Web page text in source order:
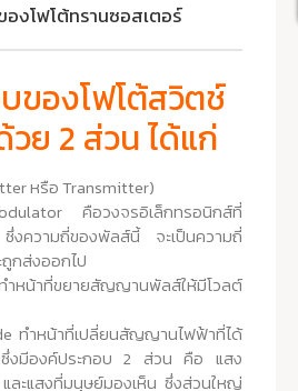
งโฟโต้ทรานซอสเตอร์
ของโฟโต้สวิตช์
วย 2 ส่วน ได้แก่
หรือ Transmitter)
คือวงจรอิเล็กทรอนิกส์ที่
งความถี่ของพัลส์นี้ จะเป็นความถี่
กส่งออกไป
ำหน้าที่ขยายสัญญานพัลส์ให้มีโวลต์
ทำหน้าที่เปลี่ยนสัญญานไฟฟ้าที่ได้
ซึ่งมีองค์ประกอบ 2 ส่วน คือ แสง
ละแสงที่มนุษย์มองเห็น ซึ่งส่วนใหญ่